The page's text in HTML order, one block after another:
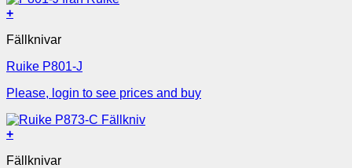
+
Fällknivar
Ruike P801-J
Please, login to see prices and buy
+
Fällknivar